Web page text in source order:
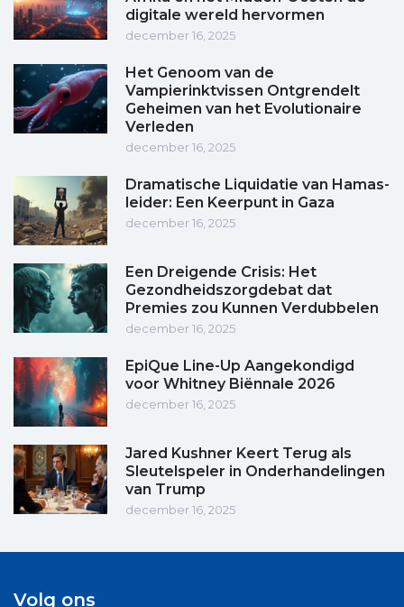
digitale wereld hervormen
december 16, 2025
Het Genoom van de
Vampierinktvissen Ontgrendelt
Geheimen van het Evolutionaire
Verleden
december 16, 2025
Dramatische Liquidatie van Hamas-
leider: Een Keerpunt in Gaza
december 16, 2025
Een Dreigende Crisis: Het
Gezondheidszorgdebat dat
Premies zou Kunnen Verdubbelen
december 16, 2025
EpiQue Line-Up Aangekondigd
voor Whitney Biënnale 2026
december 16, 2025
Jared Kushner Keert Terug als
Sleutelspeler in Onderhandelingen
van Trump
december 16, 2025
Volg ons